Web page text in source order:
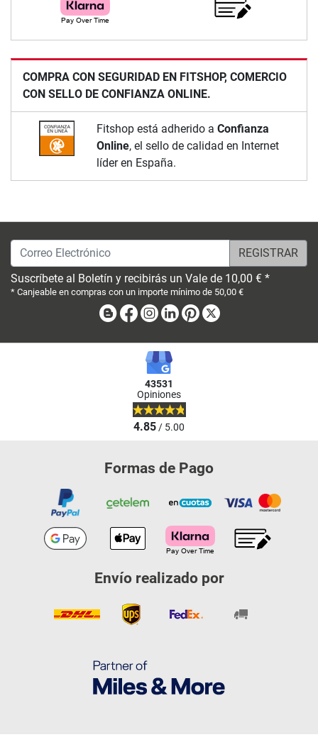
COMPRA CON SEGURIDAD EN FITSHOP, COMERCIO
CON SELLO DE CONFIANZA ONLINE.
Fitshop está adherido a Confianza
Online, el sello de calidad en Internet
líder en España.
Correo Electrónico
Suscríbete al Boletín y recibirás un Vale de 10,00 € *
* Canjeable en compras con un importe mínimo de 50,00 €
BlogFacebook
Instagram
LinkedinPinterest
43531
Opiniones
4.85/ 5.00
Formas de Pago
Envío realizado por